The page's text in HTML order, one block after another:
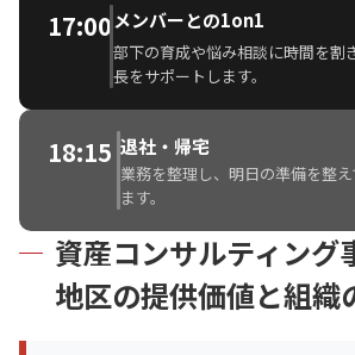
17:00メンバーとの1on1
部下の育成や悩み相談に時間を割
長をサポートします。
18:15退社・帰宅
業務を整理し、明日の準備を整
ます。
資産コンサルティング
地区の提供価値と組織